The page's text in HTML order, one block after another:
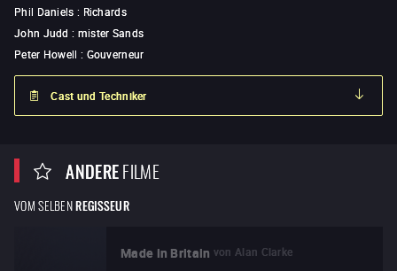
Phil Daniels : Richards
John Judd : mister Sands
Peter Howell : Gouverneur
Cast und Techniker
ANDEREFILME
VOM SELBENREGISSEUR
Made in Britain von Alan Clarke